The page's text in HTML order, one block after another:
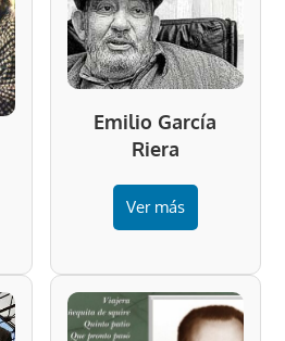
Emilio García
Riera
Ver más